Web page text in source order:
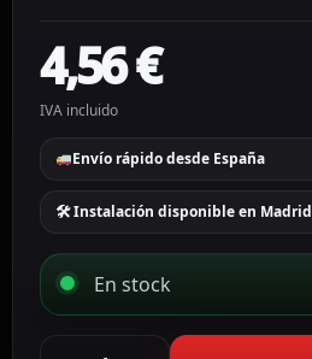
4,56€
IVA incluido
Envío rápido desde España
🛠 Instalación disponible en Madrid
En stock